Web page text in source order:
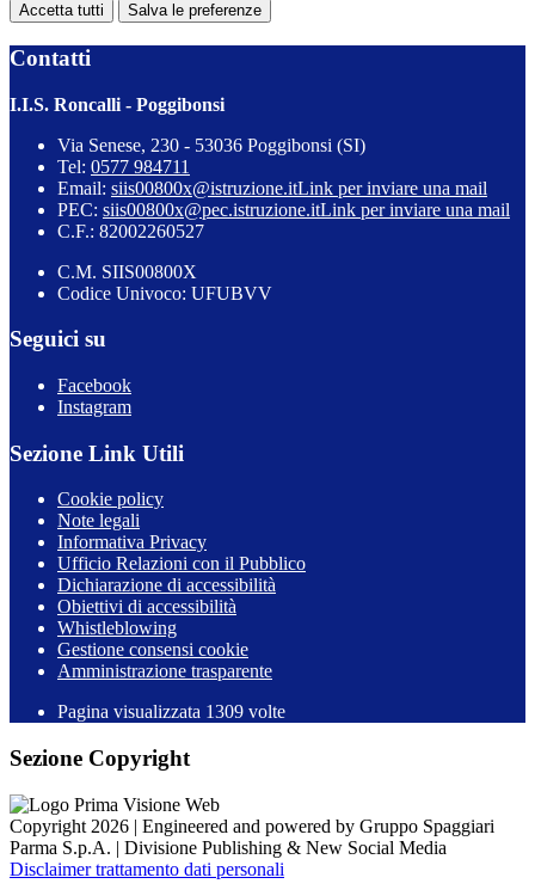
Accetta tutti Salva le preferenze
Contatti
I.I.S. Roncalli - Poggibonsi
Via Senese, 230 - 53036 Poggibonsi (SI)
Tel: 0577 984711
Email: siis00800x@istruzione.itLink per inviare una mail
PEC: siis00800x@pec.istruzione.itLink per inviare una mail
C.F.: 82002260527
C.M. SIIS00800X
Codice Univoco: UFUBVV
Seguici su
Facebook
Instagram
Sezione Link Utili
Cookie policy
Note legali
Informativa Privacy
Ufficio Relazioni con il Pubblico
Dichiarazione di accessibilità
Obiettivi di accessibilità
Whistleblowing
Gestione consensi cookie
Amministrazione trasparente
Pagina visualizzata 1309 volte
Sezione Copyright
Copyright 2026 | Engineered and powered by Gruppo Spaggiari
Parma S.p.A. | Divisione Publishing & New Social Media
Disclaimer trattamento dati personali